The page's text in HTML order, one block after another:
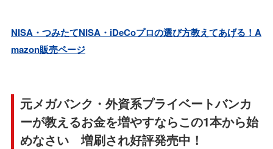
NISA・つみたてNISA・iDeCoプロの選び方教えてあげる！A
mazon販売ページ
元メガバンク・外資系プライベートバンカ
ーが教えるお金を増やすならこの1本から始
めなさい 増刷され好評発売中！